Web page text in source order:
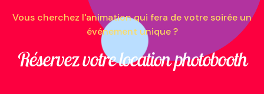
Vous cherchez l'animation qui fera de votre soirée un
événement unique ?
Réservez votre location photobooth